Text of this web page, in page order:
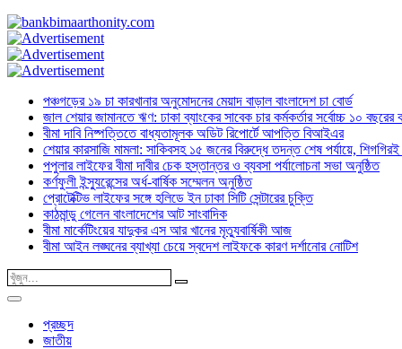
পঞ্চগড়ের ১৯ চা কারখানার অনুমোদনের মেয়াদ বাড়াল বাংলাদেশ চা বোর্ড
জাল শেয়ার জামানতে ঋণ: ঢাকা ব্যাংকের সাবেক চার কর্মকর্তার সর্বোচ্চ ১০ বছরের
বীমা দাবি নিষ্পত্তিতে বাধ্যতামূলক অডিট রিপোর্টে আপত্তি বিআইএর
শেয়ার কারসাজি মামলা: সাকিবসহ ১৫ জনের বিরুদ্ধে তদন্ত শেষ পর্যায়ে, শিগগিরই
পপুলার লাইফের বীমা দাবীর চেক হস্তান্তর ও ব্যবসা পর্যালোচনা সভা অনুষ্ঠিত
কর্ণফুলী ইন্স্যুরেন্সের অর্ধ-বার্ষিক সম্মেলন অনুষ্ঠিত
প্রোটেক্টিভ লাইফের সঙ্গে হলিডে ইন ঢাকা সিটি সেন্টারের চুক্তি
কাঠমান্ডু গেলেন বাংলাদেশের আট সাংবাদিক
বীমা মার্কেটিংয়ের যাদুকর এস আর খানের মৃত্যুবার্ষিকী আজ
বীমা আইন লঙ্ঘনের ব্যাখ্যা চেয়ে স্বদেশ লাইফকে কারণ দর্শানোর নোটিশ
প্রচ্ছদ
জাতীয়